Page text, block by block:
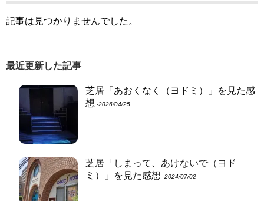
記事は見つかりませんでした。
最近更新した記事
芝居「あおくなく（ヨドミ）」を見た感
想 ‐2026/04/25
芝居「しまって、あけないで（ヨド
ミ）」を見た感想 ‐2024/07/02